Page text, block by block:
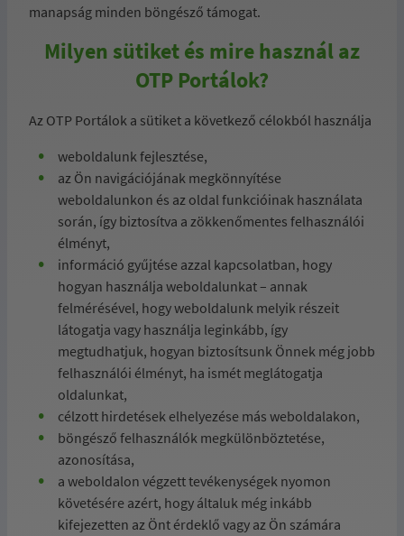
manapság minden böngésző támogat.
Milyen sütiket és mire használ az
OTP Portálok?
Az OTP Portálok a sütiket a következő célokból használja
weboldalunk fejlesztése,
az Ön navigációjának megkönnyítése
weboldalunkon és az oldal funkcióinak használata
során, így biztosítva a zökkenőmentes felhasználói
élményt,
információ gyűjtése azzal kapcsolatban, hogy
hogyan használja weboldalunkat – annak
felmérésével, hogy weboldalunk melyik részeit
látogatja vagy használja leginkább, így
megtudhatjuk, hogyan biztosítsunk Önnek még jobb
felhasználói élményt, ha ismét meglátogatja
oldalunkat,
célzott hirdetések elhelyezése más weboldalakon,
böngésző felhasználók megkülönböztetése,
azonosítása,
a weboldalon végzett tevékenységek nyomon
követésére azért, hogy általuk még inkább
kifejezetten az Önt érdeklő vagy az Ön számára